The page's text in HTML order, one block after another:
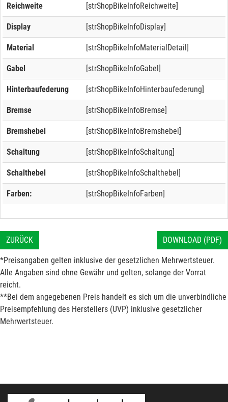
Reichweite [strShopBikeInfoReichweite]
Display [strShopBikeInfoDisplay]
Material [strShopBikeInfoMaterialDetail]
Gabel [strShopBikeInfoGabel]
Hinterbaufederung [strShopBikeInfoHinterbaufederung]
Bremse [strShopBikeInfoBremse]
Bremshebel [strShopBikeInfoBremshebel]
Schaltung [strShopBikeInfoSchaltung]
Schalthebel [strShopBikeInfoSchalthebel]
Farben: [strShopBikeInfoFarben]
ZURÜCK DOWNLOAD (PDF)
*Preisangaben gelten inklusive der gesetzlichen Mehrwertsteuer.
Alle Angaben sind ohne Gewähr und gelten, solange der Vorrat
reicht.
**Bei dem angegebenen Preis handelt es sich um die unverbindliche
Preisempfehlung des Herstellers (UVP) inklusive gesetzlicher
Mehrwertsteuer.